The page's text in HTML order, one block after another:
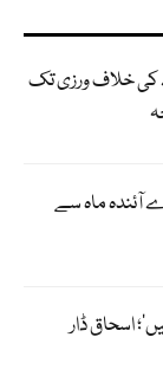
کی خلاف ورزی تک
آئندہ ماہ سے
اسحاق ڈار